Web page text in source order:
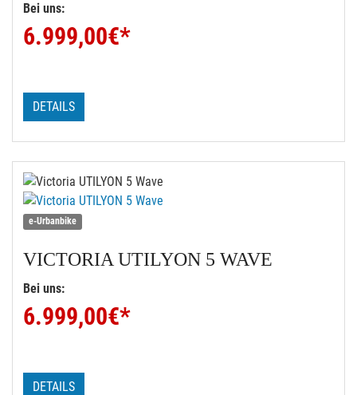
Bei uns:
6.999,00€*
DETAILS
e-Urbanbike
VICTORIA UTILYON 5 WAVE
Bei uns:
6.999,00€*
DETAILS